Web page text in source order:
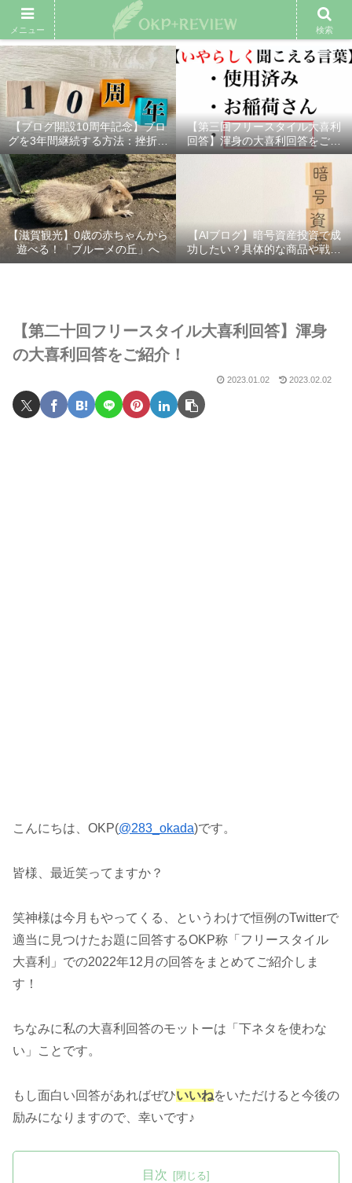
雑記ブログ プロフィール 余興動画 ベスト大喜利 スポ
【ブログ開設10周年記念】ブロ
グを3年間継続する方法：挫折し
ないための7つの秘訣
【第三回フリースタイル大喜利
回答】渾身の大喜利回答をご紹
介！
【滋賀観光】0歳の赤ちゃんから
遊べる！「ブルーメの丘」へ
【AIブログ】暗号資産投資で成
功したい？具体的な商品や戦略
を分かりやすく解説！
【第二十回フリースタイル大喜利回答】渾身
の大喜利回答をご紹介！
2023.01.02 2023.02.02
こんにちは、OKP(@283_okada)です。
皆様、最近笑ってますか？
笑神様は今月もやってくる、というわけで恒例のTwitterで
適当に見つけたお題に回答するOKP称「フリースタイル
大喜利」での2022年12月の回答をまとめてご紹介しま
す！
ちなみに私の大喜利回答のモットーは「下ネタを使わな
い」ことです。
もし面白い回答があればぜひいいねをいただけると今後の
励みになりますので、幸いです♪
目次
メニュー 検索